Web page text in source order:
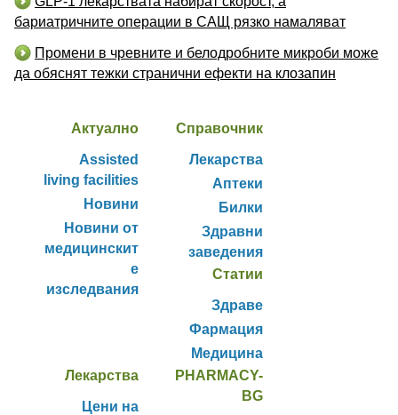
бариатричните операции в САЩ рязко намаляват
Промени в чревните и белодробните микроби може
да обяснят тежки странични ефекти на клозапин
Актуално
Assisted
living facilities
Новини
Новини от
медицинскит
е
изследвания
Справочник
Лекарства
Аптеки
Билки
Здравни
заведения
Статии
Здраве
Фармация
Медицина
Лекарства
Цени на
PHARMACY-
BG